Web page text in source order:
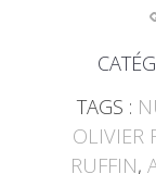
TAGS :
OLIVIER
RUFFIN,